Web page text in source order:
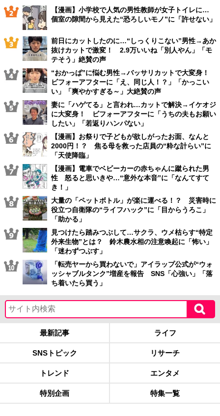
【漫画】小学校で人気の男性教師が女子トイレに…
個室の隙間から見えた“恐ろしいモノ”に「許せない」
前日にカットしたのに…“しっくりこない”男性→あか
抜けカットで激変！ 2.9万いいね「別人やん」「モ
テそう」絶賛の声
“おかっぱ”に悩む男性→バッサリカットで大変身！
ビフォーアフターに「え、同じ人！？」「かっこい
い」「爽やかすぎる～」大絶賛の声
妻に「ハゲてる」と言われ…カットで解決→イケオジ
に大変身！ ビフォーアフターに「うちの夫もお願い
したい」「若返りハンパない」
【漫画】お祭りで子どもが欲しがったお面、なんと
2000円！？ 焦る母を救った店員の“粋な計らい”に
「天使降臨」
【漫画】電車でベビーカーの赤ちゃんに蹴られた男
性 怒ると思いきや…“意外な本音”に「なんてすて
き！」
大量の「ペットボトル」が楽に運べる！？ 災害時に
役立つ自衛隊の“ライフハック”に「目からうろこ」
「助かる」
見つけたら踏みつぶして…サクラ、ウメ枯らす“特定
外来生物”とは？ 鈴木農水相の注意喚起に「怖い」
「迷わずつぶす」
「転売ヤーから買わないで」アイラップ公式が“ウォ
ッシャブルタンク”増産を報告 SNS「心強い」「落
ち着いたら買う」
最新記事 ライフ
SNSトピック リサーチ
トレンド エンタメ
特別企画 特集一覧